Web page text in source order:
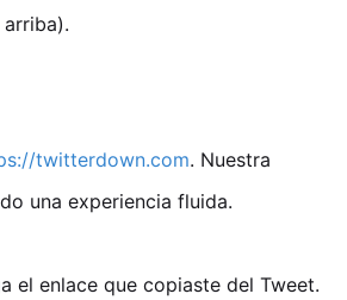
twitterdown.com. Nuestra
una experiencia fluida.
el enlace que copiaste del Tweet.